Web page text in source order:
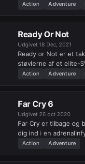
Action Adventure
Ready Or Not
Udgivet 18 Dec, 2021
Ready or Not er et
støvlerne af et elite-
Action Adventure
Far Cry 6
Udgivet 26 oct 2020
Far Cry er tilbage og
dig ind i en
Action Adventure